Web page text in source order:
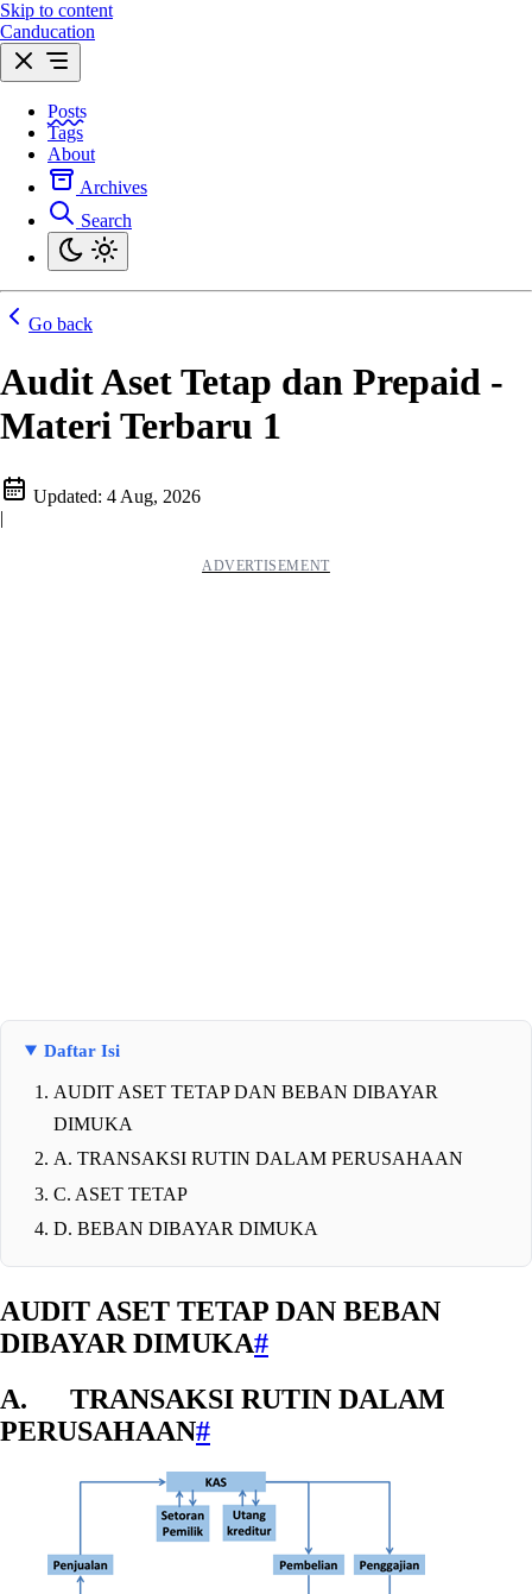
Skip to content
Canducation
Posts
Tags
About
Archives
Search
Go back
Audit Aset Tetap dan Prepaid -
Materi Terbaru 1
Updated: 4 Aug, 2026
|
Daftar Isi
AUDIT ASET TETAP DAN BEBAN DIBAYAR
DIMUKA
A. TRANSAKSI RUTIN DALAM PERUSAHAAN
C. ASET TETAP
D. BEBAN DIBAYAR DIMUKA
AUDIT ASET TETAP DAN BEBAN
DIBAYAR DIMUKA#
A. TRANSAKSI RUTIN DALAM
PERUSAHAAN#